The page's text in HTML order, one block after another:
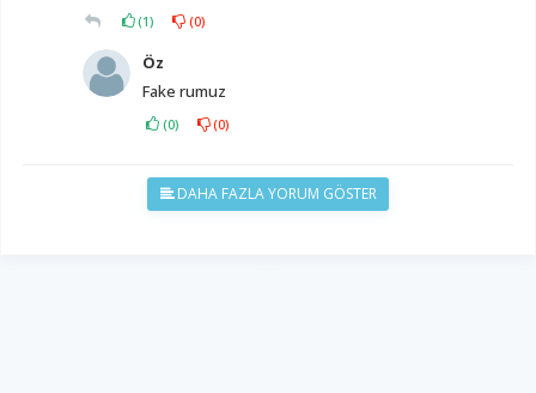
(1) (0)
Öz
Fake rumuz
(0) (0)
DAHA FAZLA YORUM GÖSTER